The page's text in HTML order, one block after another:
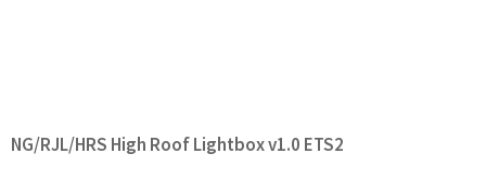
NG/RJL/HRS High Roof Lightbox v1.0 ETS2